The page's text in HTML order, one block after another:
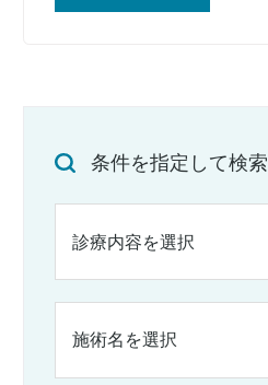
条件を指定して検索
診療内容を選択
施術名を選択